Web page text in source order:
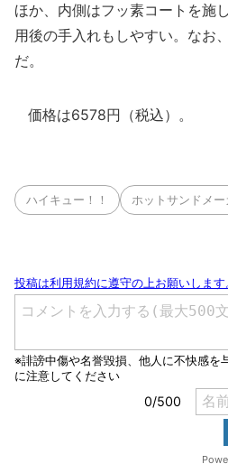
ほか、内側はフッ素コートを施
用後の手入れもしやすい。なお
だ。
価格は6578円（税込）。
ハイキュー！！ ホットサンドメー